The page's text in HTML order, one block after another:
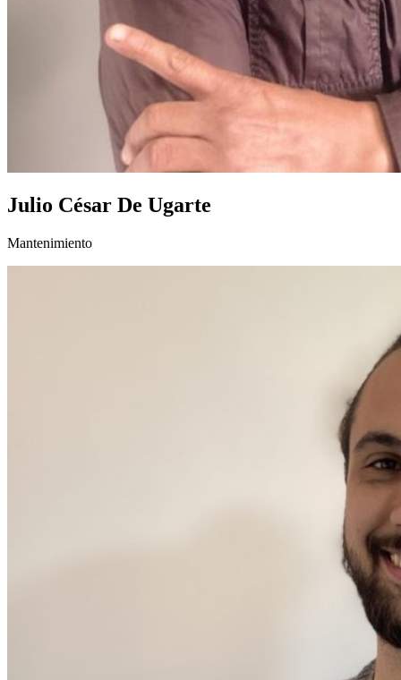
Julio César De Ugarte
Mantenimiento